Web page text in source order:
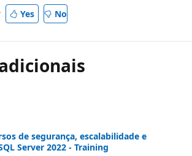
Yes No
de segurança, escalabilidade e
Server 2022 - Training